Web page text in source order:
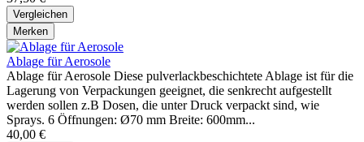
Vergleichen
Merken
Ablage für Aerosole
Ablage für Aerosole Diese pulverlackbeschichtete Ablage ist für die
Lagerung von Verpackungen geeignet, die senkrecht aufgestellt
werden sollen z.B Dosen, die unter Druck verpackt sind, wie
Sprays. 6 Öffnungen: Ø70 mm Breite: 600mm...
40,00 €